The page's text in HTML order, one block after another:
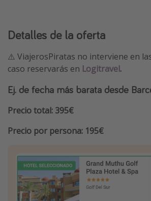
Detalles de la oferta
⚠️ ViajerosPiratas no interviene en
caso reservarás en Logitravel.
Ej. de fecha más barata desde
Precio total: 395€
Precio por persona: 195€